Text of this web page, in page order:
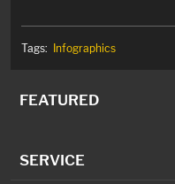
Tags: Infographics
FEATURED
SERVICE